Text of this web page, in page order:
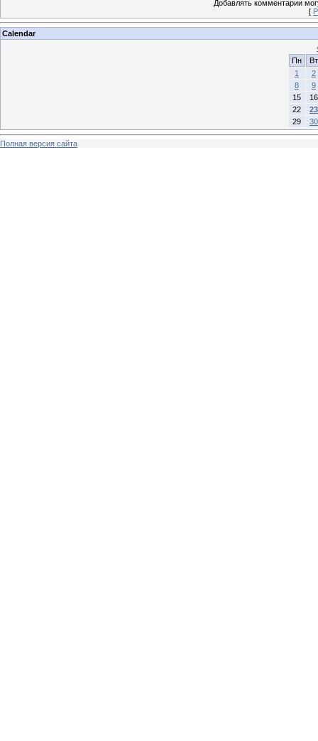
Добавлять комментарии
[
Calendar
Пн
Вт
1
2
8
9
15
16
22
23
29
30
Полная версия сайта